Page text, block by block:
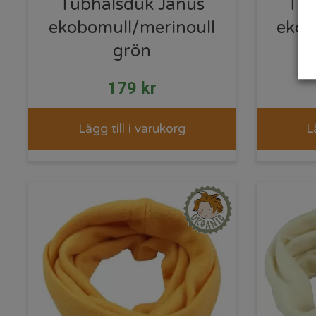
Tubhalsduk Janus
ekobomull/merinoull
grön
179 kr
Lägg till i varukorg